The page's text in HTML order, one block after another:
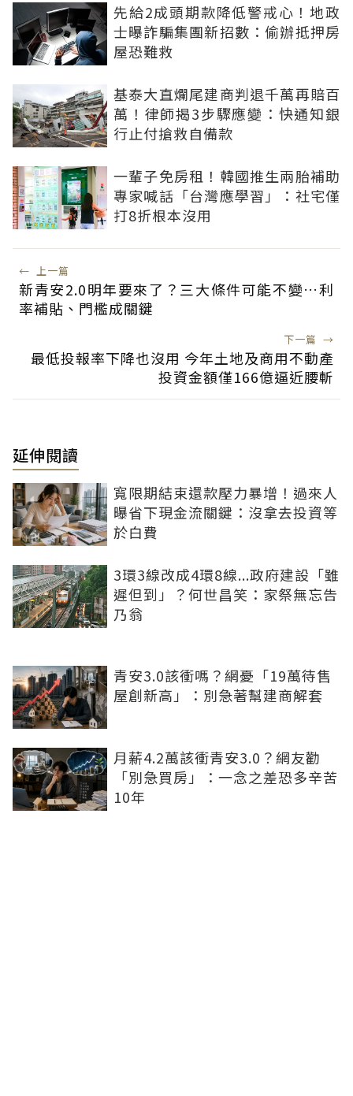
先給2成頭期款降低警戒心！地政
士曝詐騙集團新招數：偷辦抵押房
屋恐難救
基泰大直爛尾建商判退千萬再賠百
萬！律師揭3步驟應變：快通知銀
行止付搶救自備款
一輩子免房租！韓國推生兩胎補助
專家喊話「台灣應學習」：社宅僅
打8折根本沒用
← 上一篇
新青安2.0明年要來了？三大條件可能不變…利
率補貼、門檻成關鍵
下一篇 →
最低投報率下降也沒用 今年土地及商用不動產
投資金額僅166億逼近腰斬
延伸閱讀
寬限期結束還款壓力暴增！過來人
曝省下現金流關鍵：沒拿去投資等
於白費
3環3線改成4環8線...政府建設「雖
遲但到」？何世昌笑：家祭無忘告
乃翁
青安3.0該衝嗎？網憂「19萬待售
屋創新高」：別急著幫建商解套
月薪4.2萬該衝青安3.0？網友勸
「別急買房」：一念之差恐多辛苦
10年